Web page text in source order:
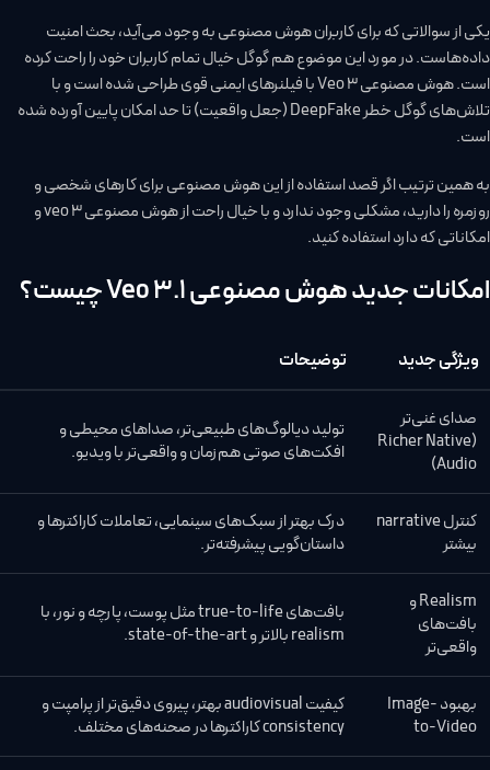
یکی از سوالاتی که برای کاربران هوش مصنوعی به وجود می‌آید، بحث امنیت
داده‌هاست. در مورد این موضوع هم گوگل خیال تمام کاربران خود را راحت کرده
است. هوش مصنوعی Veo 3 با فیلنرهای ایمنی قوی طراحی شده است و با
تلاش‌های گوگل خطر DeepFake (جعل واقعیت) تا حد امکان پایین آورده شده
است.
به همین ترتیب اگر قصد استفاده از این هوش مصنوعی برای کارهای شخصی و
روزمره را دارید، مشکلی وجود ندارد و با خیال راحت از هوش مصنوعی veo 3 و
امکاناتی که دارد استفاده کنید.
امکانات جدید هوش مصنوعی Veo 3.1 چیست؟
ویژگی جدید توضیحات
صدای غنی‌تر
(Richer Native
Audio)
تولید دیالوگ‌های طبیعی‌تر، صداهای محیطی و
افکت‌های صوتی هم‌زمان و واقعی‌تر با ویدیو.
کنترل narrative
بیشتر
درک بهتر از سبک‌های سینمایی، تعاملات کاراکترها و
داستان‌گویی پیشرفته‌تر.
Realism و
بافت‌های
واقعی‌تر
بافت‌های true-to-life مثل پوست، پارچه و نور، با
realism بالاتر و state-of-the-art.
بهبود Image-
to-Video
کیفیت audiovisual بهتر، پیروی دقیق‌تر از پرامپت و
consistency کاراکترها در صحنه‌های مختلف.